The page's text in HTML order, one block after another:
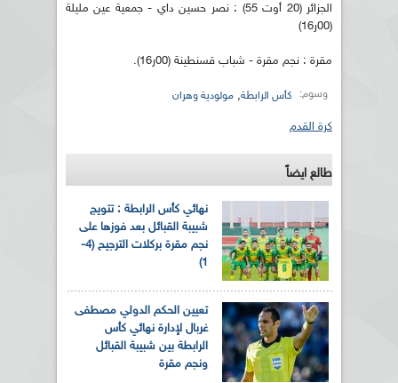
الجزائر (20 أوت 55) : نصر حسين داي - جمعية عين مليلة
(00ر16)
مقرة : نجم مقرة - شباب قسنطينة (00ر16).
وسوم: كأس الرابطة, مولودية وهران
كرة القدم
طالع ايضاً
نهائي كأس الرابطة : تتويج
شبيبة القبائل بعد فوزها على
نجم مقرة بركلات الترجيح (4-
1)
تعيين الحكم الدولي مصطفى
غربال لإدارة نهائي كأس
الرابطة بين شبيبة القبائل
ونجم مقرة